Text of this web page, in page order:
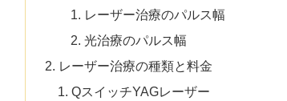
レーザー治療のパルス幅
光治療のパルス幅
レーザー治療の種類と料金
QスイッチYAGレーザー